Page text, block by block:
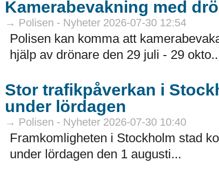
Kamerabevakning med
→ Polisen - Nyheter 2026-07-30 12:54
Polisen kan komma att
hjälp av drönare den 29 juli - 29 okto..
Stor trafikpåverkan i
under lördagen
→ Polisen - Nyheter 2026-07-30 10:40
Framkomligheten i Stockholm stad
under lördagen den 1 augusti...